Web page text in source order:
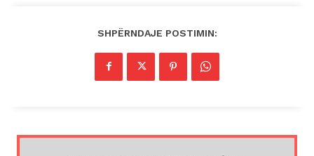
SHPËRNDAJE POSTIMIN: